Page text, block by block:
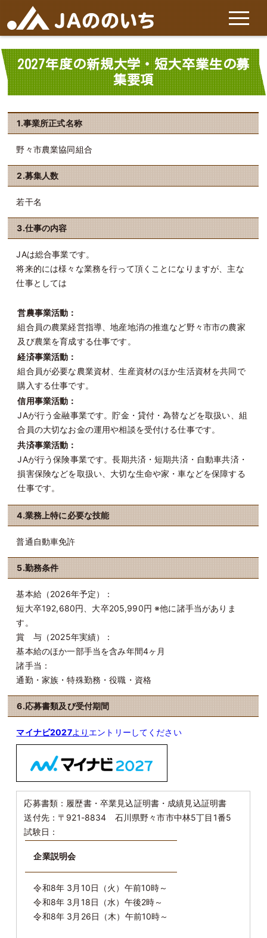
ホーム
JAののいちについて
2027年度の新規大学・短大卒業生の募
集要項
1.事業所正式名称
野々市農業協同組合
2.募集人数
若干名
3.仕事の内容
JAは総合事業です。
将来的には様々な業務を行って頂くことになりますが、主な
仕事としては
営農事業活動：
組合員の農業経営指導、地産地消の推進など野々市市の農家
及び農業を育成する仕事です。
経済事業活動：
組合員が必要な農業資材、生産資材のほか生活資材を共同で
購入する仕事です。
信用事業活動：
JAが行う金融事業です。貯金・貸付・為替などを取扱い、組
合員の大切なお金の運用や相談を受付ける仕事です。
共済事業活動：
JAが行う保険事業です。長期共済・短期共済・自動車共済・
損害保険などを取扱い、大切な生命や家・車などを保障する
仕事です。
4.業務上特に必要な技能
普通自動車免許
5.勤務条件
基本給（2026年予定）：
短大卒192,680円、大卒205,990円※他に諸手当がありま
す。
賞 与（2025年実績）：
基本給のほか一部手当を含み年間4ヶ月
諸手当：
通勤・家族・特殊勤務・役職・資格
6.応募書類及び受付期間
マイナビ2027より エントリーしてください
応募書類：履歴書・卒業見込証明書・成績見込証明書
送付先：〒921-8834 石川県野々市市中林5丁目1番5
試験日：
企業説明会
令和8年 3月10日（火）午前10時～
令和8年 3月18日（水）午後2時～
令和8年 3月26日（木）午前10時～